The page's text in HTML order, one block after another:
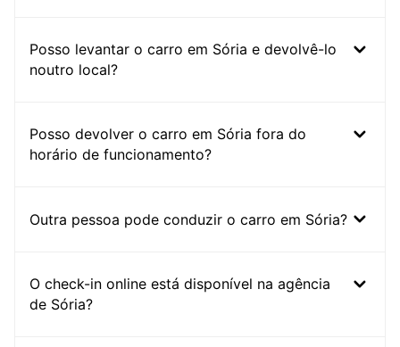
Posso levantar o carro em Sória e devolvê-lo
noutro local?
Posso devolver o carro em Sória fora do
horário de funcionamento?
Outra pessoa pode conduzir o carro em Sória?
O check-in online está disponível na agência
de Sória?